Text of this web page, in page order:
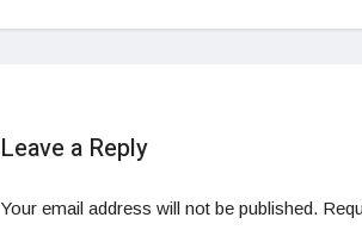
Leave a Reply
Your email address will not be published.